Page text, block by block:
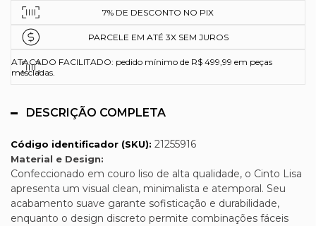
7% DE DESCONTO NO PIX
PARCELE EM ATÉ 3X SEM JUROS
ATACADO FACILITADO: pedido mínimo de R$ 499,99 em peças
mescladas.
DESCRIÇÃO COMPLETA
Código identificador (SKU): 21255916
Material e Design:
Confeccionado em couro liso de alta qualidade, o Cinto Lisa
apresenta um visual clean, minimalista e atemporal. Seu
acabamento suave garante sofisticação e durabilidade,
enquanto o design discreto permite combinações fáceis